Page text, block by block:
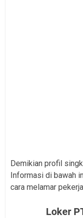
Demikian profil
Informasi di bawah
cara melamar
Loker